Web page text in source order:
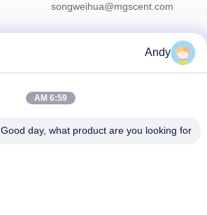
songweihua@mgscent.com
Andy
6:59 AM
Good day, what product are you looking for?